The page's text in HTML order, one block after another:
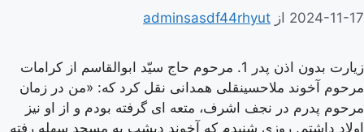
2024-11-17 از adminsasdf44rhyut
زیارت بدون اذن پدر 1. مرحوم حاج سيّد ابوالقاسم از كرامات
مرحوم آخوند ملاحسينقلى همدانى نقل كرد كه: «من در زمان
مرحوم پدرم در نجف اشرف، متعه‏ اى گرفته بودم و از او نيز
اولاد داشتم. روزى شنيدم كه آخوند ديشب به مسجد سهله رفته